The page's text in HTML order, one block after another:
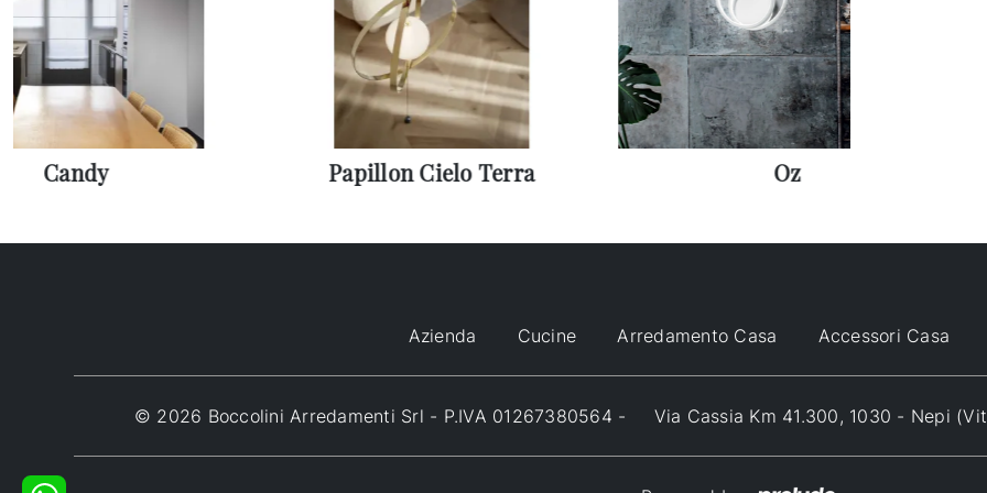
Candy Papillon Cielo Terra Oz
Azienda Cucine Arredamento Casa Accessori Casa
© 2026 Boccolini Arredamenti Srl - P.IVA 01267380564 - Via Cassia Km 41.300, 1030 - Nepi